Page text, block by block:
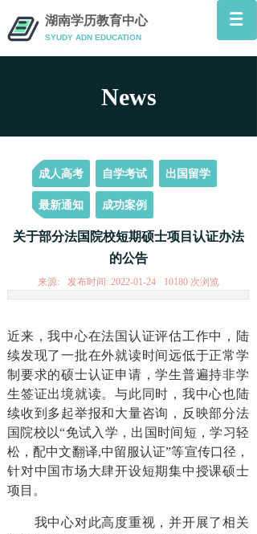
SYUDY ADN EDUCATION
湖南学历教育中心
News
News
成人高考 自学考试 出国留学
最新通知 成功案例
关于部分法国院校短期硕士项目认证办法
的公告
来源: 发布时间: 2022-01-24 10180 次浏览
近来，我中心在法国认证评估工作中，陆
续发现了一批在外就读时间远低于正常学
制要求的硕士认证申请，学生普遍持非学
生签证出境就读。与此同时，我中心也陆
续收到多起举报和大量咨询，反映部分法
国院校以“免试入学，出国时间短，学习轻
松，配中文翻译,中留服认证”等宣传口径，
针对中国市场大肆开设短期集中授课硕士
项目。
我中心对此高度重视，并开展了相关